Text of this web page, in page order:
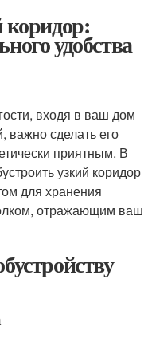
коридор:
удобства
входя в ваш дом
важно сделать его
приятным. В
узкий коридор
для хранения
отражающим ваш